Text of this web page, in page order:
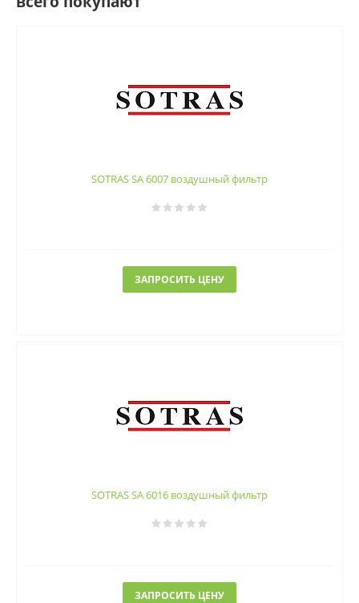
SOTRAS SA 6007 воздушный фильтр
ЗАПРОСИТЬ ЦЕНУ
SOTRAS SA 6016 воздушный фильтр
ЗАПРОСИТЬ ЦЕНУ